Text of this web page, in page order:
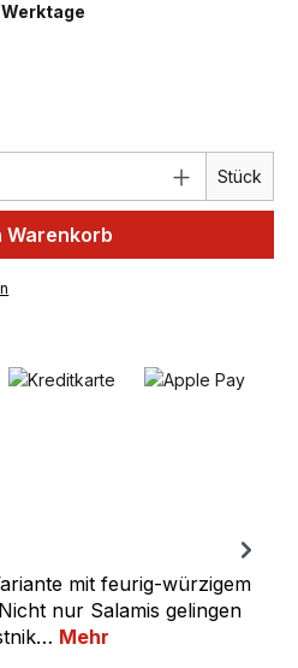
den Stück
Warenkorb
mit feurig-würzigem
nur Salamis gelingen
Mehr